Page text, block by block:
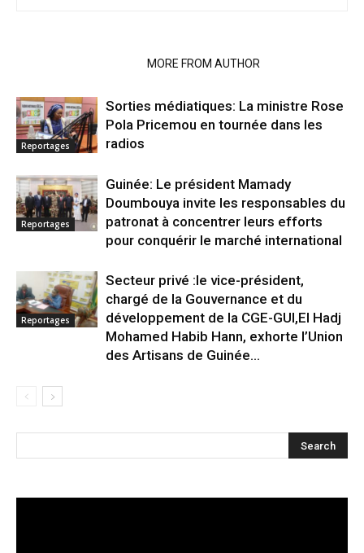
MORE FROM AUTHOR
Reportages
Sorties médiatiques: La ministre Rose
Pola Pricemou en tournée dans les
radios
Reportages
Guinée: Le président Mamady
Doumbouya invite les responsables du
patronat à concentrer leurs efforts
pour conquérir le marché international
Reportages
Secteur privé :le vice-président,
chargé de la Gouvernance et du
développement de la CGE-GUI,El Hadj
Mohamed Habib Hann, exhorte l’Union
des Artisans de Guinée...